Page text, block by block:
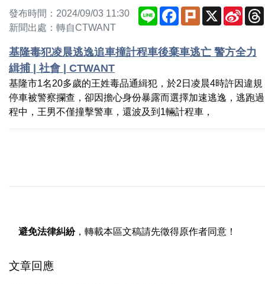
發布時間：2024/09/03 11:30
新聞出處：轉自CTWANT
Line Facebook
Plurk X
Sina
基隆毒犯凌晨逃逸追車撞計程車後棄車逃亡 警方全力
緝捕 | 社會 | CTWANT
基隆市1名20多歲的王姓毒品通緝犯，於2日凌晨4時許因違規
停車被警察攔查，卻因擔心身份暴露而選擇加速逃逸，逃跑過
程中，王男不僅撞擊警車，還波及到1輛計程車，
避免法律糾紛，轉載本區文稿請先徵得原作者同意！
文章回應